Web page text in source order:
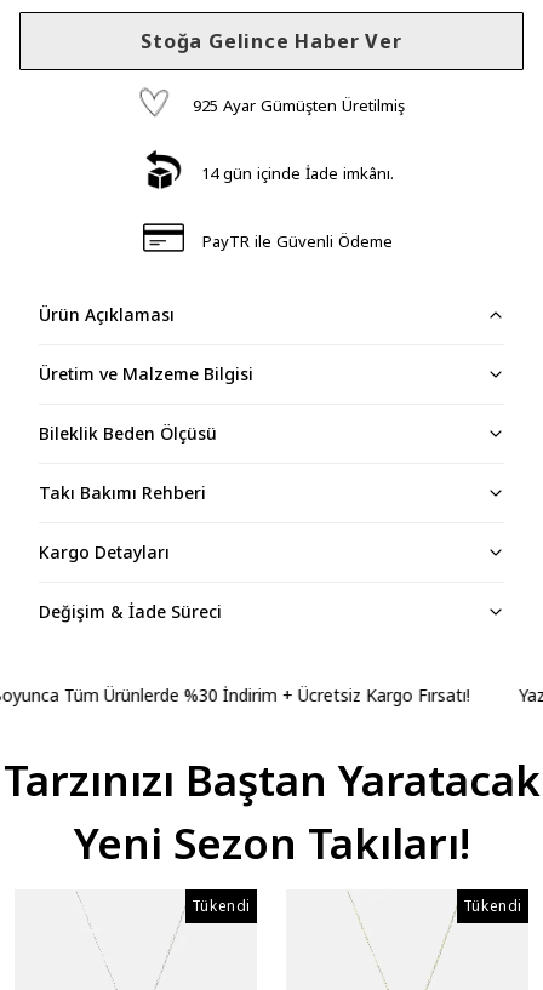
Stoğa Gelince Haber Ver
925 Ayar Gümüşten Üretilmiş
14 gün içinde İade imkânı.
PayTR ile Güvenli Ödeme
Ürün Açıklaması
Üretim ve Malzeme Bilgisi
Bileklik Beden Ölçüsü
Takı Bakımı Rehberi
Kargo Detayları
Değişim & İade Süreci
Tüm Ürünlerde %30 İndirim + Ücretsiz Kargo Fırsatı! Yaz
Tarzınızı Baştan Yaratacak
Yeni Sezon Takıları!
Tükendi Tükendi